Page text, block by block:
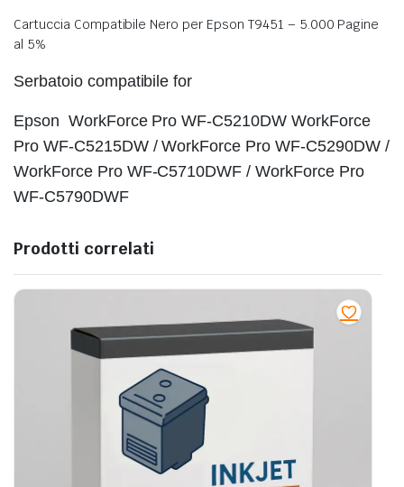
Cartuccia Compatibile Nero per Epson T9451 – 5.000 Pagine
al 5%
Serbatoio compatibile for
Epson WorkForce Pro WF-C5210DW WorkForce
Pro WF-C5215DW / WorkForce Pro WF-C5290DW /
WorkForce Pro WF-C5710DWF / WorkForce Pro
WF-C5790DWF
Prodotti correlati